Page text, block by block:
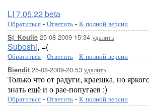
LI 7.05.22 beta
Обратиться - Ответить - К полной версии
Sj_Koulle 25-08-2009-15:34 удалить
Suboshi, =(
Обратиться - Ответить - К полной версии
Biendit 25-08-2009-20:53 удалить
Только что от радуги, краешка, но
знать ещё и о рае-попугаев :)
Обратиться - Ответить - К полной версии